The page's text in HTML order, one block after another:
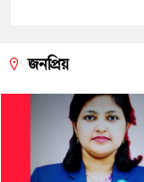
জনপ্রিয়